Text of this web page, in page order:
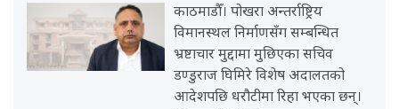
काठमाडौँ। पोखरा अन्तर्राष्ट्रिय
विमानस्थल निर्माणसँग सम्बन्धित
भ्रष्टाचार मुद्दामा मुछिएका सचिव
डण्डुराज घिमिरे विशेष अदालतको
आदेशपछि धरौटीमा रिहा भएका छन्।